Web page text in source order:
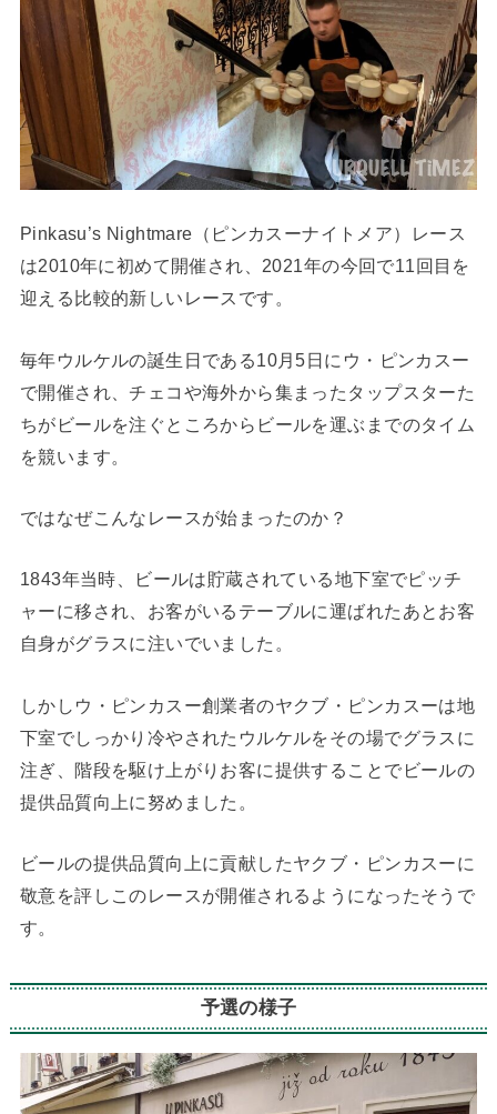
Pinkasu’s Nightmare（ピンカスーナイトメア）レース
は2010年に初めて開催され、2021年の今回で11回目を
迎える比較的新しいレースです。
毎年ウルケルの誕生日である10月5日にウ・ピンカスー
で開催され、チェコや海外から集まったタップスターた
ちがビールを注ぐところからビールを運ぶまでのタイム
を競います。
ではなぜこんなレースが始まったのか？
1843年当時、ビールは貯蔵されている地下室でピッチ
ャーに移され、お客がいるテーブルに運ばれたあとお客
自身がグラスに注いでいました。
しかしウ・ピンカスー創業者のヤクブ・ピンカスーは地
下室でしっかり冷やされたウルケルをその場でグラスに
注ぎ、階段を駆け上がりお客に提供することでビールの
提供品質向上に努めました。
ビールの提供品質向上に貢献したヤクブ・ピンカスーに
敬意を評しこのレースが開催されるようになったそうで
す。
予選の様子